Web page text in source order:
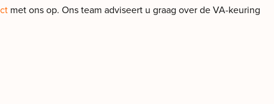
met ons op. Ons team adviseert u graag over de VA-keuring